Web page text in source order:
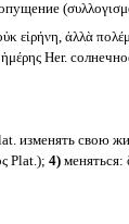
εἰρήνη, ἀλλὰ
Her.
изменять свою
Plat.); 4)меняться: